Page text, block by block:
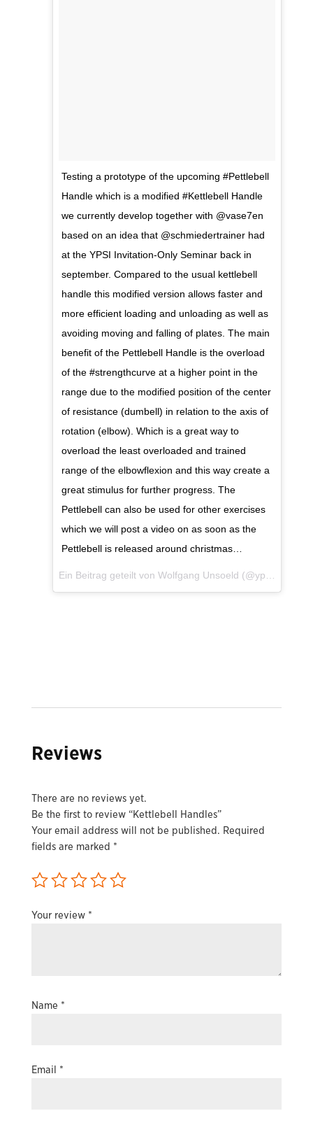
Testing a prototype of the upcoming #Pettlebell
Handle which is a modified #Kettlebell Handle
we currently develop together with @vase7en
based on an idea that @schmiedertrainer had
at the YPSI Invitation-Only Seminar back in
september. Compared to the usual kettlebell
handle this modified version allows faster and
more efficient loading and unloading as well as
avoiding moving and falling of plates. The main
benefit of the Pettlebell Handle is the overload
of the #strengthcurve at a higher point in the
range due to the modified position of the center
of resistance (dumbell) in relation to the axis of
rotation (elbow). Which is a great way to
overload the least overloaded and trained
range of the elbowflexion and this way create a
great stimulus for further progress. The
Pettlebell can also be used for other exercises
which we will post a video on as soon as the
Pettlebell is released around christmas…
Ein Beitrag geteilt von Wolfgang Unsoeld (@ypsi_stuttgart) am
Reviews
There are no reviews yet.
Be the first to review “Kettlebell Handles”
Your email address will not be published. Required
fields are marked *
Your review *
Name *
Email *